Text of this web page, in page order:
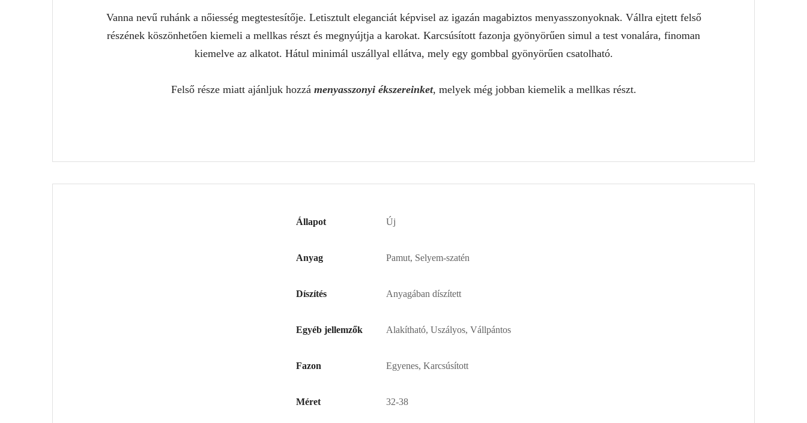
Vanna nevű ruhánk a nőiesség megtestesítője. Letisztult eleganciát képvisel az igazán magabiztos menyasszonyoknak. Vállra ejtett felső
részének köszönhetően kiemeli a mellkas részt és megnyújtja a karokat. Karcsúsított fazonja gyönyörűen simul a test vonalára, finoman
kiemelve az alkatot. Hátul minimál uszállyal ellátva, mely egy gombbal gyönyörűen csatolható.
Felső része miatt ajánljuk hozzá menyasszonyi ékszereinket, melyek még jobban kiemelik a mellkas részt.
Állapot Új
Anyag Pamut, Selyem-szatén
Díszítés Anyagában díszített
Egyéb jellemzők Alakítható, Uszályos, Vállpántos
Fazon Egyenes, Karcsúsított
Méret 32-38